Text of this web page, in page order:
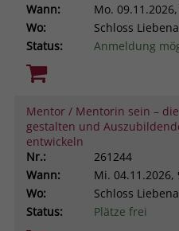
Wann:
Mo.
Wo:
Schloss
Status:
Anmeldung
Mentor / Mentorin sein –
gestalten und
entwickeln
Nr.:
261244
Wann:
Mi. 04.11.2026,
Wo:
Schloss
Status:
Plätze frei